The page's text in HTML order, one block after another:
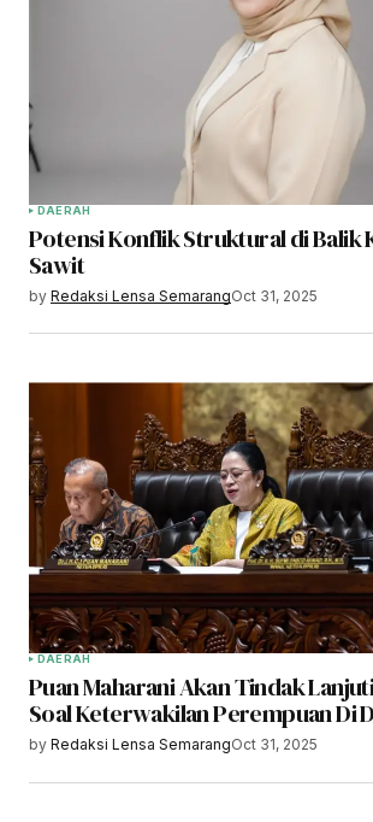
DAERAH
Potensi Konflik Struktural di Balik
Sawit
by Redaksi Lensa SemarangOct 31, 2025
DAERAH
Puan Maharani Akan Tindak
Soal Keterwakilan Perempuan Di
by Redaksi Lensa SemarangOct 31, 2025